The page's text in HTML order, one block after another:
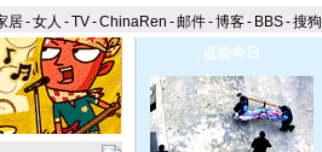
居-女人 -TV-ChinaRen -邮件-博客- BBS-搜狗
点击今日